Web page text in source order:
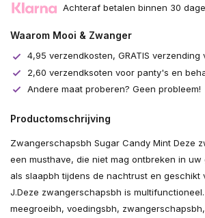
Achteraf betalen binnen 30
Waarom Mooi & Zwanger
4,95 verzendkosten, GRATIS verzending
2,60 verzendksoten voor panty's en
Andere maat proberen? Geen probleem!
Productomschrijving
Zwangerschapsbh Sugar Candy Mint Deze
een musthave, die niet mag ontbreken in uw
als slaapbh tijdens de nachtrust en geschikt
J.Deze zwangerschapsbh is
meegroeibh, voedingsbh,